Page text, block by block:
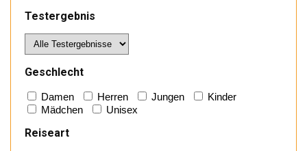
Testergebnis
Geschlecht
Damen Herren Jungen
Kinder
Mädchen
Unisex
Reiseart